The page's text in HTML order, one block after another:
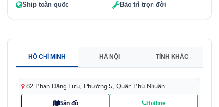
Ship toàn quốc Bảo trì trọn đời
HỒ CHÍ MINH HÀ NỘI TỈNH KHÁC
82 Phan Đăng Lưu, Phường 5, Quận Phú Nhuận
Bản đồ Hotline